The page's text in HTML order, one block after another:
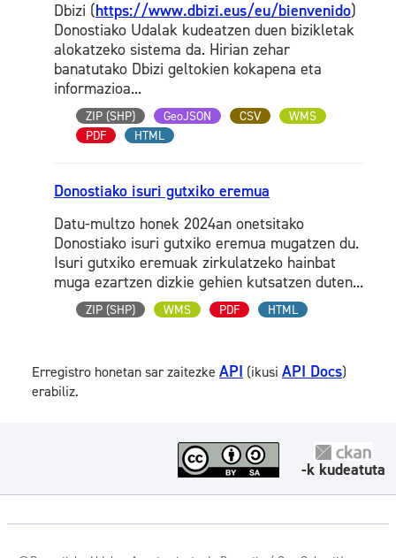
Dbizi (https://www.dbizi.eus/eu/bienvenido)
Donostiako Udalak kudeatzen duen bizikletak
alokatzeko sistema da. Hirian zehar
banatutako Dbizi geltokien kokapena eta
informazioa...
ZIP (SHP) GeoJSON CSV
WMS
PDF
HTML
Donostiako isuri gutxiko eremua
Datu-multzo honek 2024an onetsitako
Donostiako isuri gutxiko eremua mugatzen du.
Isuri gutxiko eremuak zirkulatzeko hainbat
muga ezartzen dizkie gehien kutsatzen duten...
ZIP (SHP) WMS PDF HTML
Erregistro honetan sar zaitezke API (ikusi API Docs)
erabiliz.
-k kudeatuta